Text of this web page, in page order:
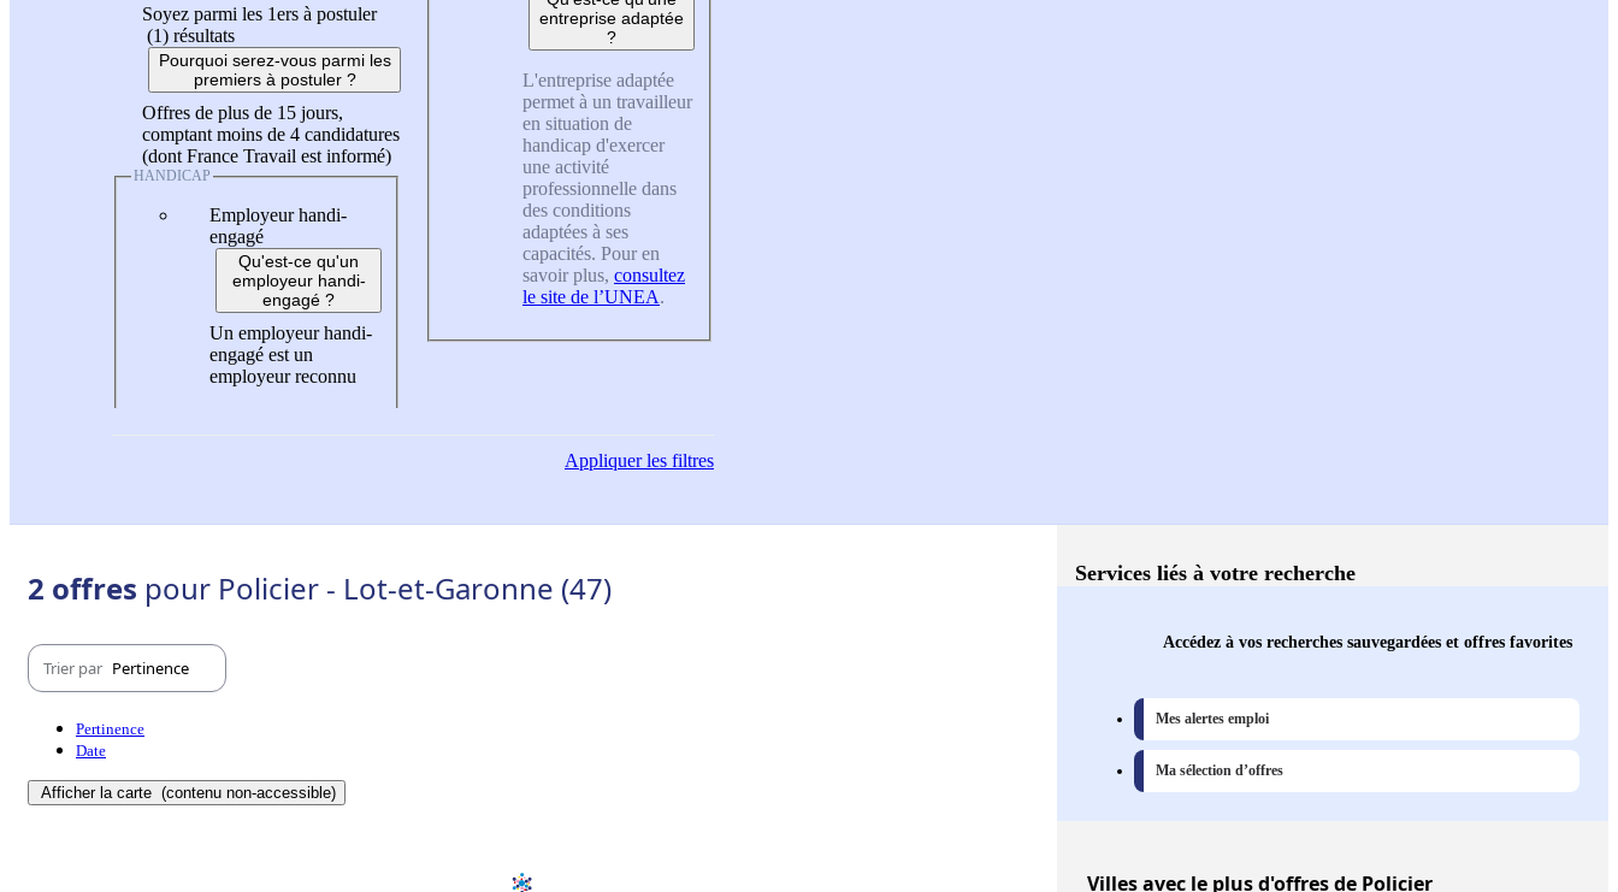
Soyez parmi les 1ers à postuler
(1) résultats
Pourquoi serez-vous parmi les
premiers à postuler ?
Offres de plus de 15 jours,
comptant moins de 4 candidatures
(dont France Travail est informé)
HANDICAP
Employeur handi-
engagé
Qu'est-ce qu'un
employeur handi-
engagé ?
Un employeur handi-
engagé est un
employeur reconnu
entreprise adaptée
?
L'entreprise adaptée
permet à un travailleur
en situation de
handicap d'exercer
une activité
professionnelle dans
des conditions
adaptées à ses
capacités. Pour en
savoir plus, consultez
le site de l’UNEA.
Appliquerles filtres
2 offres pour Policier - Lot-et-Garonne (47)
Trier par Pertinence
Pertinence
Date
Afficher la carte (contenu non-accessible)
Services liés à votre recherche
Accédez à vos recherches sauvegardées et offres favorites
Mes alertes emploi
Ma sélection d’offres
Villesavec le plus d'offres de Policier